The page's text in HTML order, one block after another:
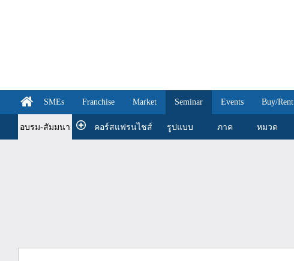
SMEs Franchise Market Seminar Events Buy/Rent
อบรม-สัมมนา คอร์สแฟรนไชส์ รูปแบบ ภาค หมวด